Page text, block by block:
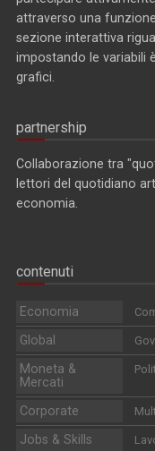
attraverso una
sezione interattiva
impostando le variabili
grafici.
partnership
Collaborazione tra
lettori del quotidiano
economia.
contenuti
Economia
Global
Moneta &
Mercati
Corporate
Jobs & Skills